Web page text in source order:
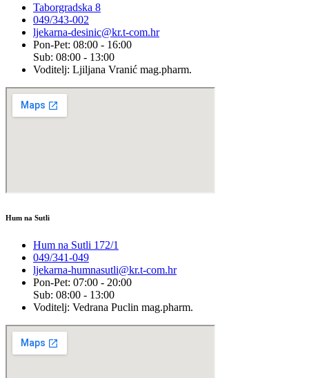
Taborgradska 8
049/343-002
ljekarna-desinic@kr.t-com.hr
Pon-Pet: 08:00 - 16:00
Sub: 08:00 - 13:00
Voditelj: Ljiljana Vranić mag.pharm.
Hum na Sutli
Hum na Sutli 172/1
049/341-049
ljekarna-humnasutli@kr.t-com.hr
Pon-Pet: 07:00 - 20:00
Sub: 08:00 - 13:00
Voditelj: Vedrana Puclin mag.pharm.